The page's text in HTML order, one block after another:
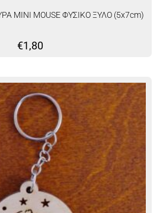
MINI MOUSE ΦΥΣΙΚΟ ΞΥΛΟ (5x7cm)
€1,80